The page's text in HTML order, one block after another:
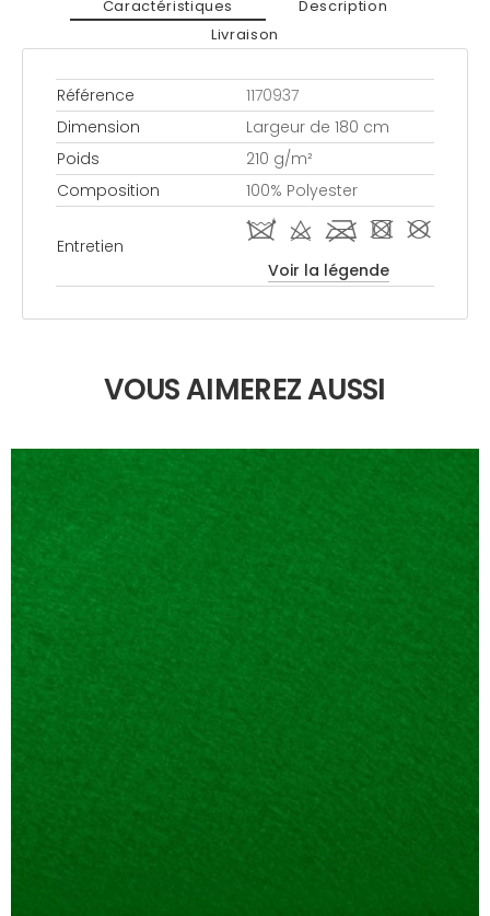
Caractéristiques
Description
Livraison
Référence
1170937
Dimension
Largeur de 180 cm
Poids
210 g/m²
Composition
100% Polyester
Entretien
i d l - #
Voir la légende
VOUS AIMEREZ AUSSI